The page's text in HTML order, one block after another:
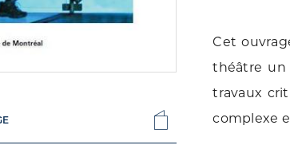
Cet
théâtre un
travaux
complexe